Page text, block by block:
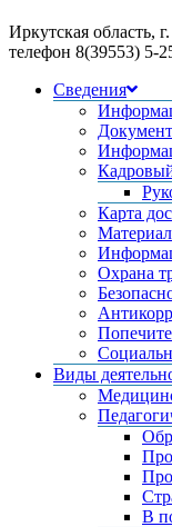
Иркутская область,
телефон 8(39553) 5-
Сведения
Карта
Охрана
Виды
В